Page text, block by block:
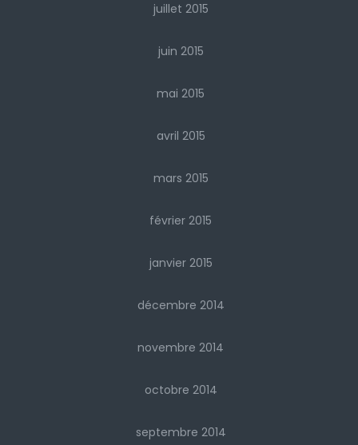
juillet 2015
juin 2015
mai 2015
avril 2015
mars 2015
février 2015
janvier 2015
décembre 2014
novembre 2014
octobre 2014
septembre 2014